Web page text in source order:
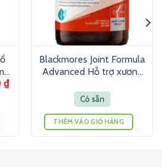
₫
Blackmores Joint Formula
Advanced Hỗ trợ xương
Có sẵn
THÊM VÀO GIỎ HÀNG